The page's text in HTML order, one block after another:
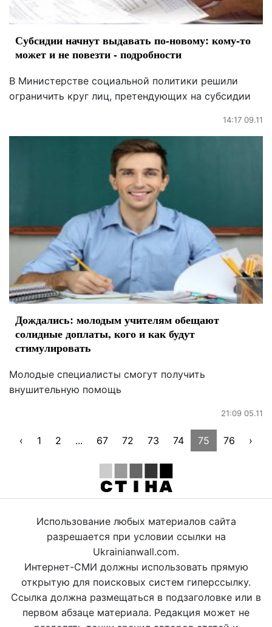
Субсидии начнут выдавать по-новому: кому-то
может и не повезти - подробности
В Министерстве социальной политики решили
ограничить круг лиц, претендующих на субсидии
14:17 09.11
Дождались: молодым учителям обещают
солидные доплаты, кого и как будут
стимулировать
Молодые специалисты смогут получить
внушительную помощь
21:09 05.11
‹ 1 2 ... 67 72 73 74 75 76 ›
Использование любых материалов сайта
разрешается при условии ссылки на
Ukrainianwall.com.
Интернет-СМИ должны использовать прямую
открытую для поисковых систем гиперссылку.
Ссылка должна размещаться в подзаголовке или в
первом абзаце материала. Редакция может не